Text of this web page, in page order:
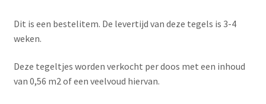
Dit is een bestelitem. De levertijd van deze tegels is 3-4
weken.
Deze tegeltjes worden verkocht per doos met een inhoud
van 0,56 m2 of een veelvoud hiervan.